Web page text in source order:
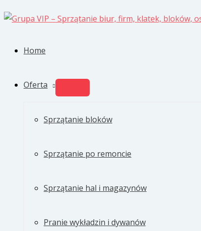
Przejdź
do
Home
Oferta
MENU
Sprzątanie bloków
Sprzątanie po remoncie
Sprzątanie hal i magazynów
Pranie wykładzin i dywanów